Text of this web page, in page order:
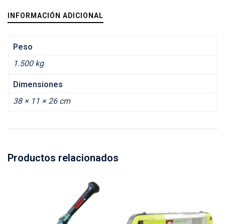
INFORMACIÓN ADICIONAL
Peso
1.500 kg
Dimensiones
38 × 11 × 26 cm
Productos relacionados